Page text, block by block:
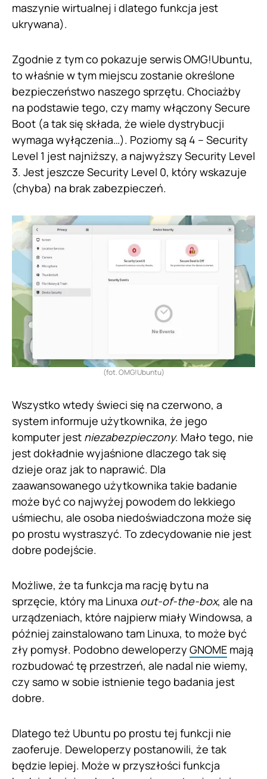
maszynie wirtualnej i dlatego funkcja jest
ukrywana).
Zgodnie z tym co pokazuje serwis OMG!Ubuntu,
to właśnie w tym miejscu zostanie określone
bezpieczeństwo naszego sprzętu. Chociażby
na podstawie tego, czy mamy włączony Secure
Boot (a tak się składa, że wiele dystrybucji
wymaga wyłączenia…). Poziomy są 4 – Security
Level 1 jest najniższy, a najwyższy Security Level
3. Jest jeszcze Security Level 0, który wskazuje
(chyba) na brak zabezpieczeń.
(fot. OMG!Ubuntu)
Wszystko wtedy świeci się na czerwono, a
system informuje użytkownika, że jego
komputer jest niezabezpieczony. Mało tego, nie
jest dokładnie wyjaśnione dlaczego tak się
dzieje oraz jak to naprawić. Dla
zaawansowanego użytkownika takie badanie
może być co najwyżej powodem do lekkiego
uśmiechu, ale osoba niedoświadczona może się
po prostu wystraszyć. To zdecydowanie nie jest
dobre podejście.
Możliwe, że ta funkcja ma rację bytu na
sprzęcie, który ma Linuxa out-of-the-box, ale na
urządzeniach, które najpierw miały Windowsa, a
później zainstalowano tam Linuxa, to może być
zły pomysł. Podobno deweloperzy GNOME mają
rozbudować tę przestrzeń, ale nadal nie wiemy,
czy samo w sobie istnienie tego badania jest
dobre.
Dlatego też Ubuntu po prostu tej funkcji nie
zaoferuje. Deweloperzy postanowili, że tak
będzie lepiej. Może w przyszłości funkcja